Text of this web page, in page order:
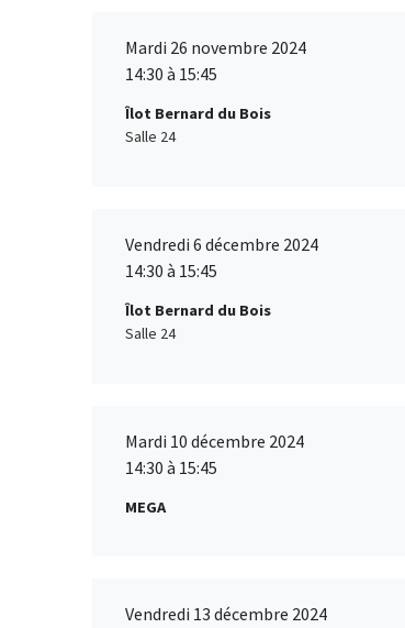
Mardi 26 novembre 2024
14:30 à 15:45
Îlot Bernard du Bois
Salle 24
Vendredi 6 décembre 2024
14:30 à 15:45
Îlot Bernard du Bois
Salle 24
Mardi 10 décembre 2024
14:30 à 15:45
MEGA
Vendredi 13 décembre 2024